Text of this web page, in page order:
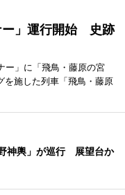
ー」運行開始 史跡
ー」に「飛鳥・藤原の宮
を施した列車「飛鳥・藤原
神輿」が巡行 展望台か